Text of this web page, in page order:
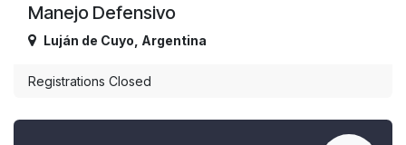
Manejo Defensivo
Luján de Cuyo Argentina
Registrations Closed